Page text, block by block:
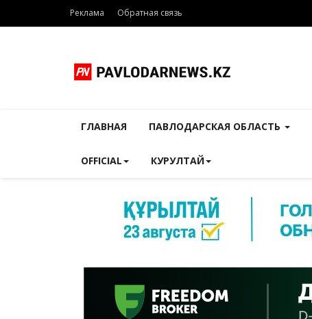
Реклама Обратная связь
ГЛАВНАЯ ПАВЛОДАРСКАЯ ОБЛАСТЬ
OFFICIAL КУРУЛТАЙ